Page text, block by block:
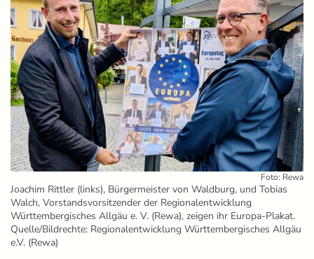
Foto: Rewa
Joachim Rittler (links), Bürgermeister von Waldburg, und Tobias
Walch, Vorstandsvorsitzender der Regionalentwicklung
Württembergisches Allgäu e. V. (Rewa), zeigen ihr Europa-Plakat.
Quelle/Bildrechte: Regionalentwicklung Württembergisches Allgäu
e.V. (Rewa)